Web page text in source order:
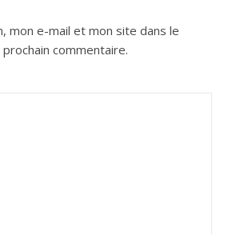
mon e-mail et mon site dans le
commentaire.